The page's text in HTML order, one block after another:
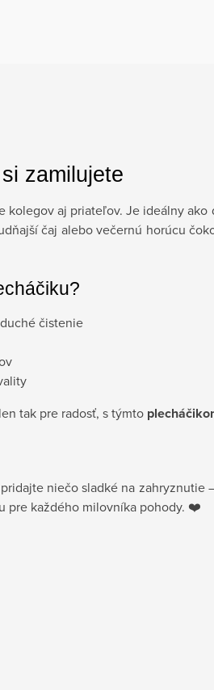
zamilujete
kolegov aj priateľov. Je ideálny
čaj alebo večernú horúcu
čistenie
tak pre radosť, s týmto
niečo sladké na zahryznutie
pre každého milovníka pohody. ❤️